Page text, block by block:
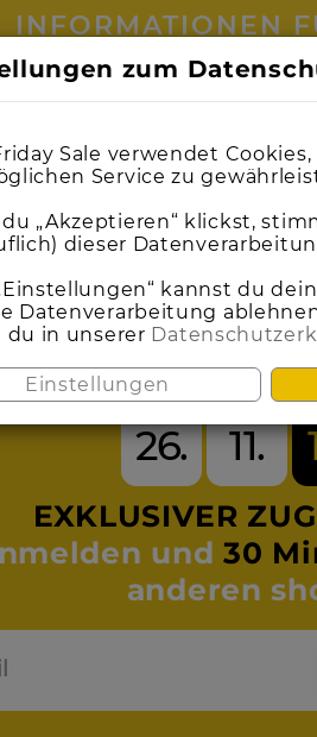
INFORMATIONEN
0
0
1
1 9
9
0
0 0
0
9
9 9
9
0
0 0
0
4
4 0
0
5
5
SEI
26. 11.
EXKLUSIVER
und 30
anderen
zum
Sale verwendet
Service zu
„Akzeptieren“ klickst,
dieser
kannst du
Datenverarbeitung
du in unserer
Einstellungen